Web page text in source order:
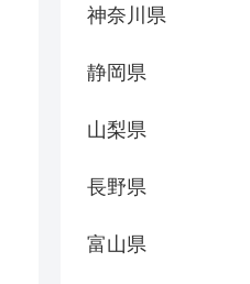
神奈川県
静岡県
山梨県
長野県
富山県